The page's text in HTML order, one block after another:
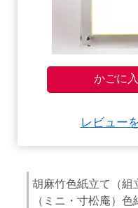
レビュー
胡麻竹色紙立て（組
（ミニ・寸松庵）色